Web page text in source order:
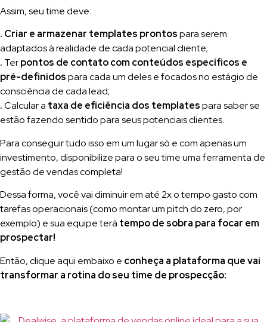
Assim, seu time deve:
. Criar e armazenar templates prontospara serem
adaptados à realidade de cada potencial cliente;
. Terpontos de contato com conteúdos específicos e
pré-definidospara cada um deles e focados no estágio de
consciência de cada lead;
.Calcular a taxa de eficiência dos templatespara saber se
estão fazendo sentido para seus potenciais clientes.
Para conseguir tudo isso em um lugar só e com apenas um
investimento, disponibilize para o seu time uma ferramenta de
gestão de vendas completa!
Dessa forma, você vai diminuir em até 2x o tempo gasto com
tarefas operacionais (como montar um pitch do zero, por
exemplo) e sua equipe terá tempo de sobra para focar em
prospectar!
Então, clique aqui embaixo e conheça a plataforma que vai
transformar a rotina do seu time de prospecção: